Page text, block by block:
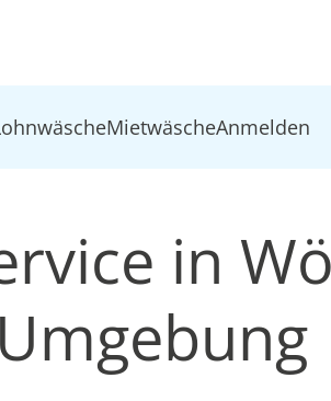
MietwäscheAnmelden
in
Umgebung